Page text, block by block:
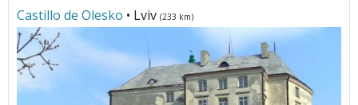
Castillo de Olesko • Lviv (233 km)